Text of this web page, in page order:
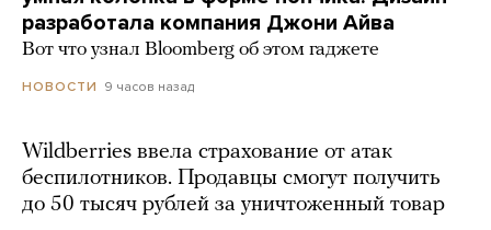
разработала компания Джони Айва
Вот что узнал Bloomberg об этом гаджете
НОВОСТИ 9 часов назад
Wildberries ввела страхование от атак
беспилотников. Продавцы смогут получить
до 50 тысяч рублей за уничтоженный товар